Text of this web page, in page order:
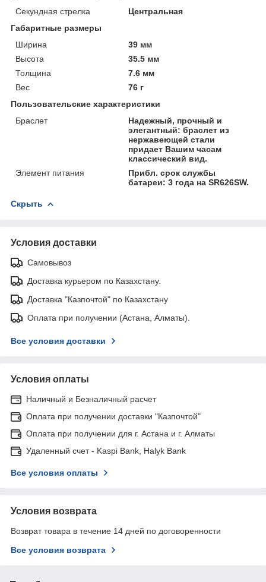
Секундная стрелка
Центральная
Габаритные размеры
Ширина
39 мм
Высота
35.5 мм
Толщина
7.6 мм
Вес
76 г
Пользовательские характеристики
Браслет
Надежный, прочный и
элегантный: браслет из
нержавеющей стали
придает Вашим часам
классический вид.
Элемент питания
Прибл. срок службы
батареи: 3 года на SR626SW.
Скрыть
Условия доставки
Самовывоз
Доставка курьером по Казахстану.
Доставка "Казпочтой" по Казахстану
Оплата при получении (Астана, Алматы).
Все условия доставки
Условия оплаты
Наличный и Безналичный расчет
Оплата при получении доставки "Казпочтой"
Оплата при получении для г. Астана и г. Алматы
Удаленный счет - Kaspi Bank, Halyk Bank
Все условия оплаты
Условия возврата
Возврат товара в течение 14 дней по договоренности
Все условия возврата